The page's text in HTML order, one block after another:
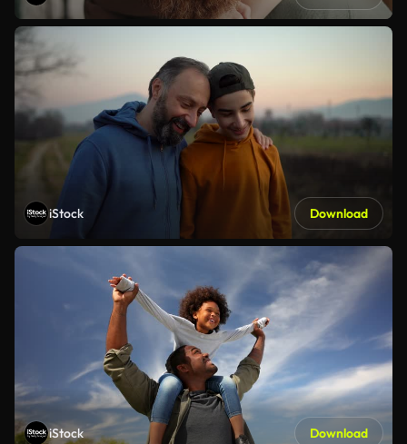
iStock Download
iStock Download